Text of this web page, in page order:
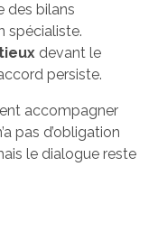
des bilans
spécialiste.
devant le
persiste.
accompagner
pas d’obligation
le dialogue reste